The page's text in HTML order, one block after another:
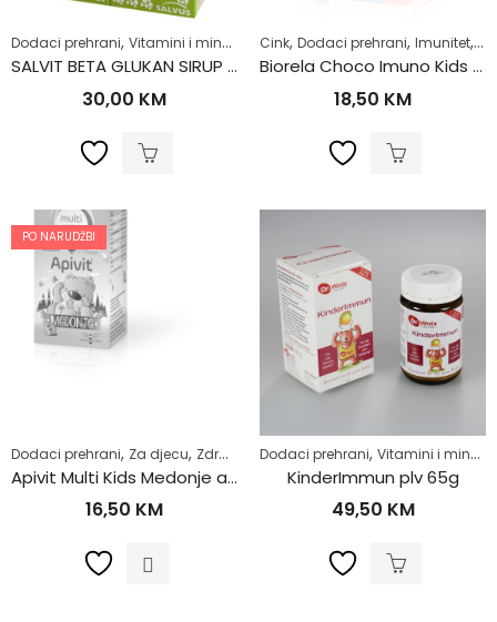
Dodaci prehrani, Vitamini i minerali Za djecu,Zdrav život
SALVIT BETA GLUKAN SIRUP 150ML 1+1 GRATIS
30,00 KM
Cink, Dodaci prehrani, Imunitet,
Biorela Choco Imuno Kids a20
18,50 KM
PO NARUDŽBI
Dodaci prehrani, Za djecu, Zdrav život
Apivit Multi Kids Medonje a60tbl
16,50 KM
Dodaci prehrani, Vitamini i minerali
KinderImmun plv 65g
49,50 KM